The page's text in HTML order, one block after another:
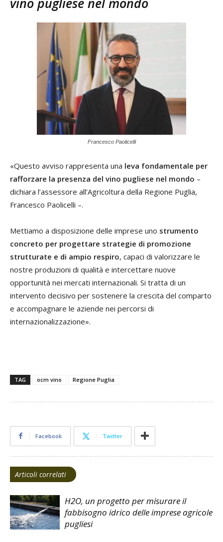
Francesco Paolicelli
«Questo avviso rappresenta una leva fondamentale per
rafforzare la presenza del vino pugliese nel mondo –
dichiara l’assessore all’Agricoltura della Regione Puglia,
Francesco Paolicelli –.
Mettiamo a disposizione delle imprese uno strumento
concreto per progettare strategie di promozione
strutturate e di ampio respiro, capaci di valorizzare le
nostre produzioni di qualità e intercettare nuove
opportunità nei mercati internazionali. Si tratta di un
intervento decisivo per sostenere la crescita del comparto
e accompagnare le aziende nei percorsi di
internazionalizzazione».
TAG ocm vino Regione Puglia
Facebook Twitter
Articoli correlati
H2O, un progetto per misurare il
fabbisogno idrico delle imprese agricole
pugliesi